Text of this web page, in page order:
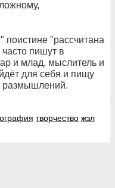
"рассчитана
часто пишут в
и млад, мыслитель и
для себя и пищу
размышлений.
творчество жзл